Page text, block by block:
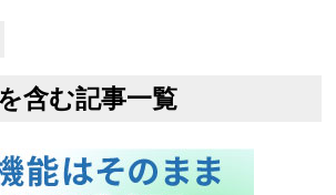
含む記事一覧